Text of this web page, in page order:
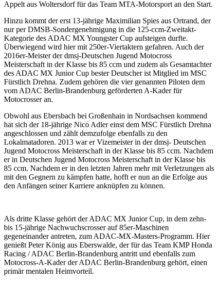
Appelt aus Woltersdorf für das Team MTA-Motorsport an den Start.
Hinzu kommt der erst 13-jährige Maximilian Spies aus Ortrand, der
nur per DMSB-Sondergenehmigung in die 125-ccm-Zweitakt-
Kategorie des ADAC MX Youngster Cup aufsteigen durfte.
Überwiegend wird hier mit 250er-Viertaktern gefahren. Auch der
2016er-Meister der dmsj-Deutschen Jugend Motocross
Meisterschaft in der Klasse bis 85 ccm und zudem als Gesamtachter
des ADAC MX Junior Cup bester Deutscher ist Mitglied im MSC
Fürstlich Drehna. Zudem gehören die vier genannten Piloten dem
vom ADAC Berlin-Brandenburg geförderten A-Kader für
Motocrosser an.
Obwohl aus Ebersbach bei Großenhain in Nordsachsen kommend
hat sich der 18-jährige Nico Adler einst dem MSC Fürstlich Drehna
angeschlossen und zählt demzufolge ebenfalls zu den
Lokalmatadoren. 2013 war er Vizemeister in der dmsj- Deutschen
Jugend Motocross Meisterschaft in der Klasse bis 85 ccm. Nachdem
er in Deutschen Jugend Motocross Meisterschaft in der Klasse bis
85 ccm. Nachdem er in den letzten Jahren mehr mit Verletzungen als
mit den Gegnern zu kämpfen hatte, hofft er nun an die Erfolge aus
den Anfängen seiner Karriere anknüpfen zu können.
Als dritte Klasse gehört der ADAC MX Junior Cup, in dem zehn-
bis 15-jährige Nachwuchscrosser auf 85er-Maschinen
gegeneinander antreten, zum ADAC-MX-Masters-Programm. Hier
genießt Peter König aus Eberswalde, der für das Team KMP Honda
Racing / ADAC Berlin-Brandenburg antritt und ebenfalls zum
Motocross-A-Kader der ADAC Berlin-Brandenburg gehört, einen
primär mentalen Heimvorteil.